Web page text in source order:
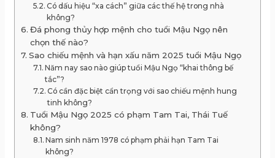
Có dấu hiệu “xa cách” giữa các thế hệ trong nhà
không?
Đá phong thủy hợp mệnh cho tuổi Mậu Ngọ nên
chọn thế nào?
Sao chiếu mệnh và hạn xấu năm 2025 tuổi Mậu Ngọ
Năm nay sao nào giúp tuổi Mậu Ngọ “khai thông bế
tắc”?
Có cần đặc biệt cẩn trọng với sao chiếu mệnh hung
tinh không?
Tuổi Mậu Ngọ 2025 có phạm Tam Tai, Thái Tuế
không?
Nam sinh năm 1978 có phạm phải hạn Tam Tai
không?